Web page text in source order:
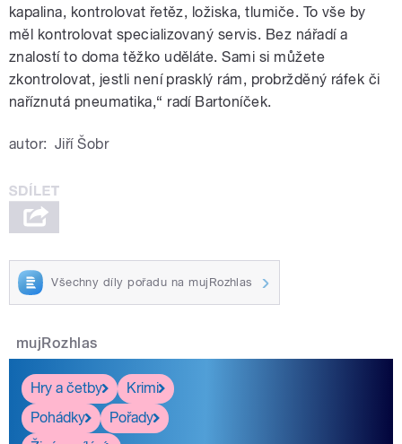
kapalina, kontrolovat řetěz, ložiska, tlumiče. To vše by
měl kontrolovat specializovaný servis. Bez nářadí a
znalostí to doma těžko uděláte. Sami si můžete
zkontrolovat, jestli není prasklý rám, probržděný ráfek či
naříznutá pneumatika,“ radí Bartoníček.
autor: Jiří Šobr
Všechny díly pořadu na mujRozhlas
mujRozhlas
Hry a četby
Krimi
Pohádky
Pořady